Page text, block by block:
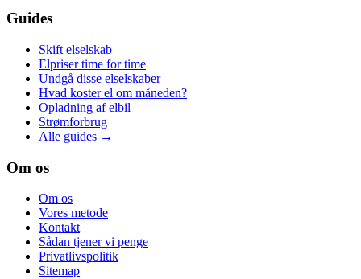
Guides
Skift elselskab
Elpriser time for time
Undgå disse elselskaber
Hvad koster el om måneden?
Opladning af elbil
Strømforbrug
Alle guides →
Om os
Om os
Vores metode
Kontakt
Sådan tjener vi penge
Privatlivspolitik
Sitemap